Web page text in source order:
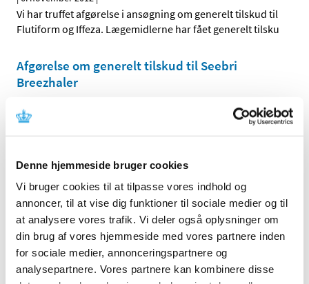
Denne hjemmeside bruger cookies
Vi bruger cookies til at tilpasse vores indhold og
annoncer, til at vise dig funktioner til sociale medier og til
at analysere vores trafik. Vi deler også oplysninger om
din brug af vores hjemmeside med vores partnere inden
for sociale medier, annonceringspartnere og
analysepartnere. Vores partnere kan kombinere disse
Vi har truffet afgørelse i ansøgning om generelt tilskud til
Flutiform og Iffeza. Lægemidlerne har fået generelt tilsku
Afgørelse om generelt tilskud til Seebri
Breezhaler
Vi har truffet afgørelse i ansøgning om generelt tilskud til
Seebri Breezhaler. Lægemidler har fået generelt tilskud.
Alle (2506)
TID
2026 (84)
2025 (158)
2024 (224)